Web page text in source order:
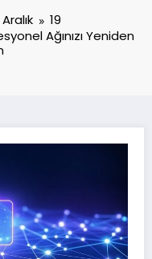
Aralık
19
Ağınızı Yeniden